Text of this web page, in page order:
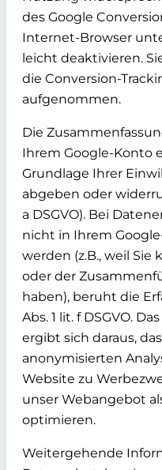
des Google
Internet-Browser
leicht deaktivieren.
die Conversion-
aufgenommen.
Die
Ihrem Google-Konto
Grundlage Ihrer
abgeben oder
a DSGVO). Bei
nicht in Ihrem
werden (z.B., weil Sie
oder der
haben), beruht die
Abs. 1 lit. f DSGVO.
ergibt sich daraus,
anonymisierten
Website zu
unser Webangebot
optimieren.
Weitergehende